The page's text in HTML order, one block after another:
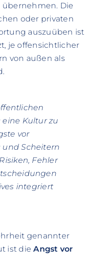
Die
oder privaten
auszuüben ist
je offensichtlicher
von außen als
Kultur zu
vor
Scheitern
Fehler
integriert
genannter
ist dieAngst vor